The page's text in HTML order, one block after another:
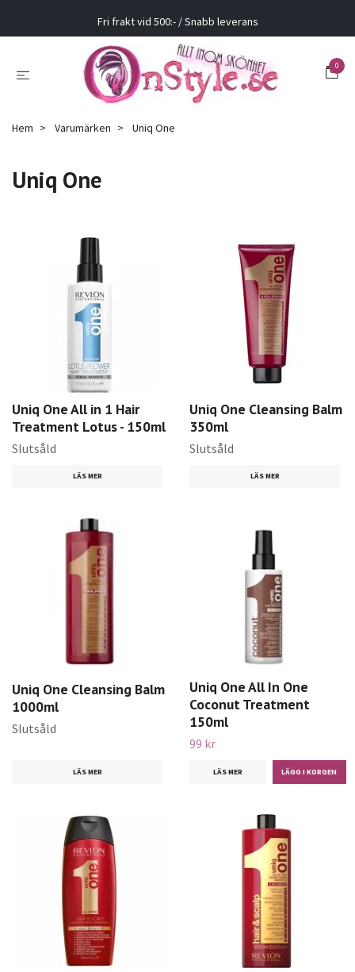
Fri frakt vid 500:- / Snabb leverans
0
Hem Varumärken Uniq One
Uniq One
Uniq One All in 1 Hair
Treatment Lotus - 150ml
Slutsåld
LÄS MER
Uniq One Cleansing Balm
350ml
Slutsåld
LÄS MER
Uniq One Cleansing Balm
1000ml
Slutsåld
LÄS MER
Uniq One All In One
Coconut Treatment
150ml
99 kr
LÄS MER